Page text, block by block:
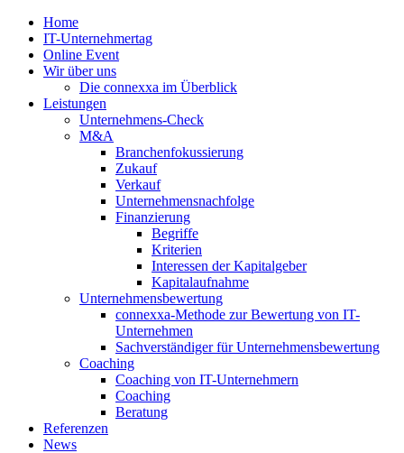
Home
IT-Unternehmertag
Online Event
Wir über uns
Die connexxa im Überblick
Leistungen
Unternehmens-Check
M&A
Branchenfokussierung
Zukauf
Verkauf
Unternehmensnachfolge
Finanzierung
Begriffe
Kriterien
Interessen der Kapitalgeber
Kapitalaufnahme
Unternehmensbewertung
connexxa-Methode zur Bewertung von IT-
Unternehmen
Sachverständiger für Unternehmensbewertung
Coaching
Coaching von IT-Unternehmern
Coaching
Beratung
Referenzen
News